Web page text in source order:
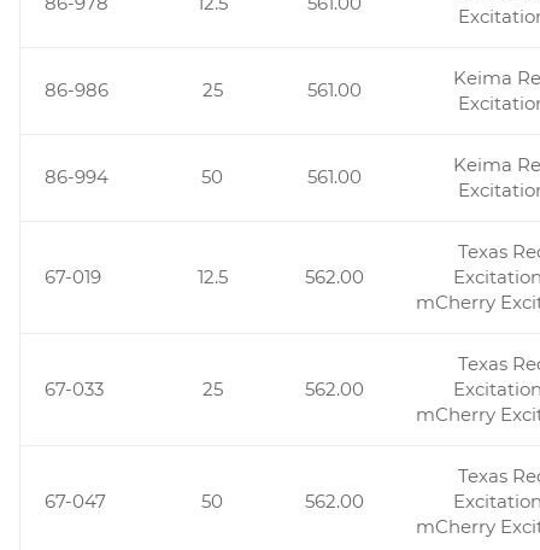
86-986 25 561.00
Keima
86-994 50 561.00
Keima
67-019 12.5 562.00
Texas
mCherry
67-033 25 562.00
Texas
mCherry
67-047 50 562.00
Texas
mCherry